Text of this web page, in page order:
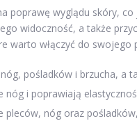
poprawę wyglądu skóry,
widoczność, a także
warto włączyć do swojego
pośladków i brzucha, a
nóg i poprawiają
pleców, nóg oraz